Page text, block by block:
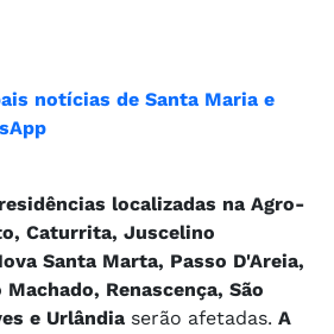
notícias de Santa Maria e
localizadas na Agro-
Caturrita, Juscelino
Santa Marta, Passo D'Areia,
Renascença, São
e Urlândia serão afetadas. A